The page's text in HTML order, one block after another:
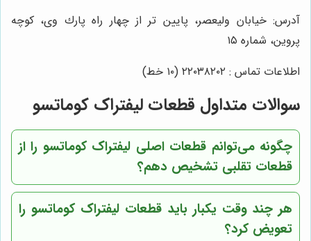
آدرس: خيابان وليعصر، پايين تر از چهار راه پارك وى، كوچه
پروين، شماره ١٥
اطلاعات تماس : ٢٢٠٣٨٢٠٢ (١٠ خط)
سوالات متداول قطعات لیفتراک کوماتسو
چگونه می‌توانم قطعات اصلی لیفتراک کوماتسو را از
قطعات تقلبی تشخیص دهم؟
هر چند وقت یکبار باید قطعات لیفتراک کوماتسو را
تعویض کرد؟